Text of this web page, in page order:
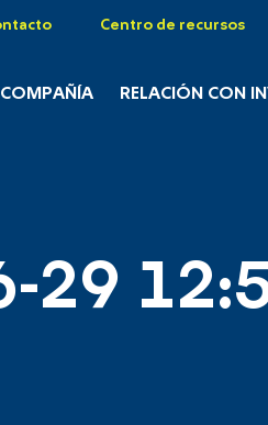
Centro de recursos
RELACIÓN CON
29